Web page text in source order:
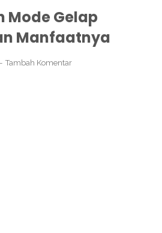
Mode Gelap
Manfaatnya
Tambah Komentar